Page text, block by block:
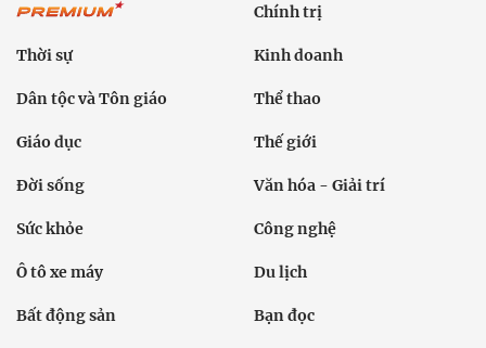
Chính trị
Thời sự Kinh doanh
Dân tộc và Tôn giáo Thể thao
Giáo dục Thế giới
Đời sống Văn hóa - Giải trí
Sức khỏe Công nghệ
Ô tô xe máy Du lịch
Bất động sản Bạn đọc